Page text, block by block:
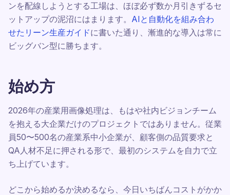
ンを配線しようとする工場は、ほぼ必ず数か月引きずるセ
ットアップの泥沼にはまります。 AIと自動化を組み合わ
せたリーン生産ガイドに書いた通り、漸進的な導入は常に
ビッグバン型に勝ちます。
始め方
2026年の産業用画像処理は、もはや社内ビジョンチーム
を抱える大企業だけのプロジェクトではありません。従業
員50〜500名の産業系中小企業が、顧客側の品質要求と
QA人材不足に押される形で、最初のシステムを自力で立
ち上げています。
どこから始めるか決めるなら、今日いちばんコストがかか